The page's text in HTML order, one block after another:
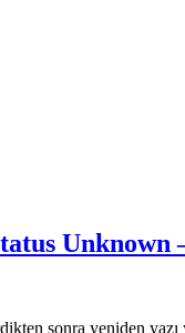
sonra yeniden